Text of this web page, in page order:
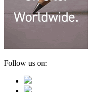
Follow us on: